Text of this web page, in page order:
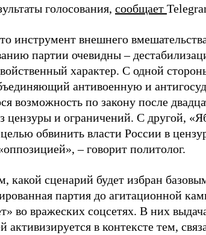
голосования, сообщает
инструмент внешнего
партии очевидны –
характер. С одной
антивоенную и
возможность по закону после
цензуры и ограничений. С другой,
обвинить власти России в
– говорит политолог.
какой сценарий будет избран
партия до агитационной
во вражеских соцсетях. В них
активизируется в контексте тем,